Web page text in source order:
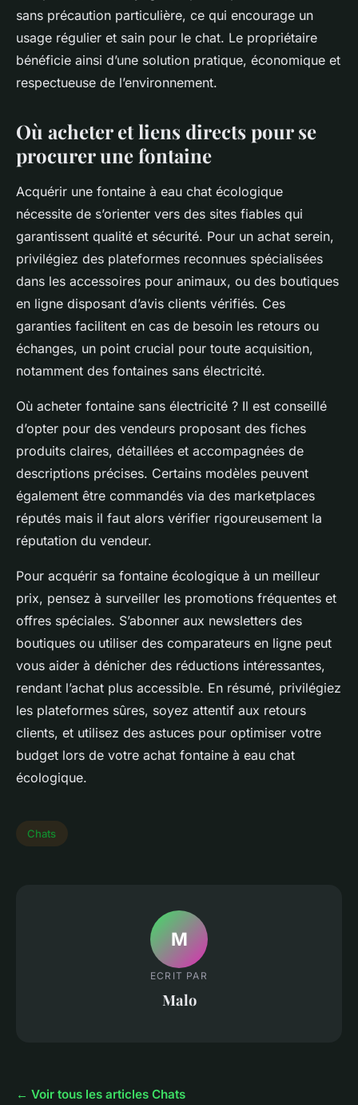
sans précaution particulière, ce qui encourage un
usage régulier et sain pour le chat. Le propriétaire
bénéficie ainsi d’une solution pratique, économique et
respectueuse de l’environnement.
Où acheter et liens directs pour se
procurer une fontaine
Acquérir une fontaine à eau chat écologique
nécessite de s’orienter vers des sites fiables qui
garantissent qualité et sécurité. Pour un achat serein,
privilégiez des plateformes reconnues spécialisées
dans les accessoires pour animaux, ou des boutiques
en ligne disposant d’avis clients vérifiés. Ces
garanties facilitent en cas de besoin les retours ou
échanges, un point crucial pour toute acquisition,
notamment des fontaines sans électricité.
Où acheter fontaine sans électricité ? Il est conseillé
d’opter pour des vendeurs proposant des fiches
produits claires, détaillées et accompagnées de
descriptions précises. Certains modèles peuvent
également être commandés via des marketplaces
réputés mais il faut alors vérifier rigoureusement la
réputation du vendeur.
Pour acquérir sa fontaine écologique à un meilleur
prix, pensez à surveiller les promotions fréquentes et
offres spéciales. S’abonner aux newsletters des
boutiques ou utiliser des comparateurs en ligne peut
vous aider à dénicher des réductions intéressantes,
rendant l’achat plus accessible. En résumé, privilégiez
les plateformes sûres, soyez attentif aux retours
clients, et utilisez des astuces pour optimiser votre
budget lors de votre achat fontaine à eau chat
écologique.
Chats
M
ECRIT PAR
Malo
← Voir tous les articles Chats